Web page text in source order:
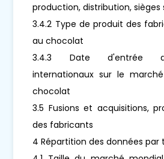
production, distribution, sièges
3.4.2 Type de produit des
au chocolat
3.4.3 Date d'entrée
internationaux sur le
chocolat
3.5 Fusions et acquisitions,
des fabricants
4 Répartition des données par